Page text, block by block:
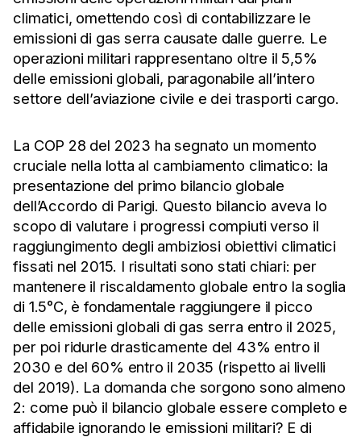
climatici, omettendo così di contabilizzare le
emissioni di gas serra causate dalle guerre. Le
operazioni militari rappresentano oltre il 5,5%
delle emissioni globali, paragonabile all’intero
settore dell’aviazione civile e dei trasporti cargo.
La COP 28 del 2023 ha segnato un momento
cruciale nella lotta al cambiamento climatico: la
presentazione del primo bilancio globale
dell’Accordo di Parigi. Questo bilancio aveva lo
scopo di valutare i progressi compiuti verso il
raggiungimento degli ambiziosi obiettivi climatici
fissati nel 2015. I risultati sono stati chiari: per
mantenere il riscaldamento globale entro la soglia
di 1.5°C, è fondamentale raggiungere il picco
delle emissioni globali di gas serra entro il 2025,
per poi ridurle drasticamente del 43% entro il
2030 e del 60% entro il 2035 (rispetto ai livelli
del 2019). La domanda che sorgono sono almeno
2: come può il bilancio globale essere completo e
affidabile ignorando le emissioni militari? E di